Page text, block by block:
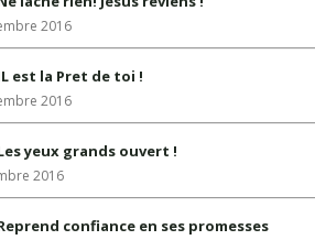
2016
IL est la Pret de toi !
2016
Les yeux grands ouvert !
2016
Reprend confiance en ses promesses